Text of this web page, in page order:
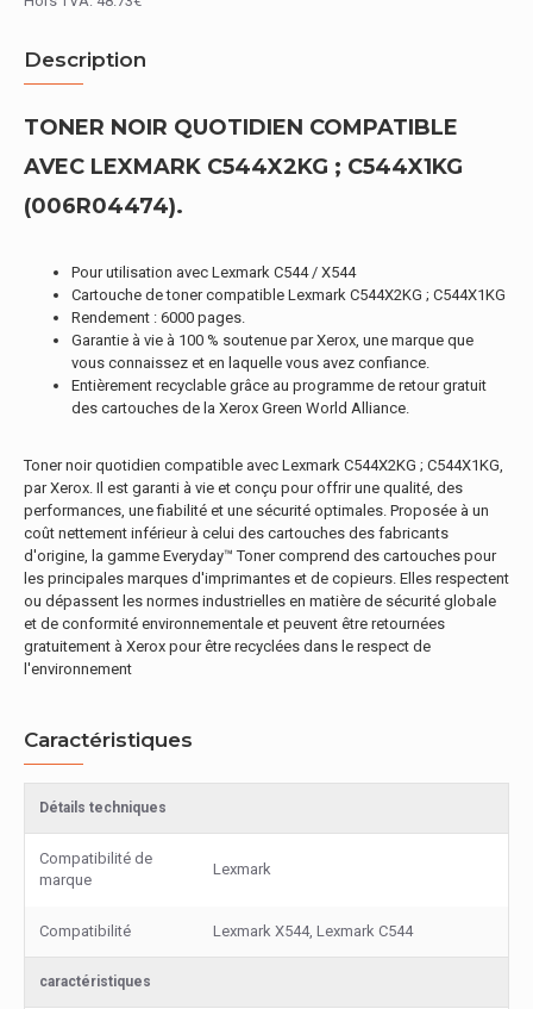
Description
TONER NOIR QUOTIDIEN COMPATIBLE
AVEC LEXMARK C544X2KG ; C544X1KG
(006R04474).
Pour utilisation avec Lexmark C544 / X544
Cartouche de toner compatible Lexmark C544X2KG ; C544X1KG
Rendement : 6000 pages.
Garantie à vie à 100 % soutenue par Xerox, une marque que
vous connaissez et en laquelle vous avez confiance.
Entièrement recyclable grâce au programme de retour gratuit
des cartouches de la Xerox Green World Alliance.
Toner noir quotidien compatible avec Lexmark C544X2KG ; C544X1KG,
par Xerox. Il est garanti à vie et conçu pour offrir une qualité, des
performances, une fiabilité et une sécurité optimales. Proposée à un
coût nettement inférieur à celui des cartouches des fabricants
d'origine, la gamme Everyday™ Toner comprend des cartouches pour
les principales marques d'imprimantes et de copieurs. Elles respectent
ou dépassent les normes industrielles en matière de sécurité globale
et de conformité environnementale et peuvent être retournées
gratuitement à Xerox pour être recyclées dans le respect de
l'environnement
Caractéristiques
Détails techniques
Compatibilité de
marque
Lexmark
Compatibilité Lexmark X544, Lexmark C544
caractéristiques